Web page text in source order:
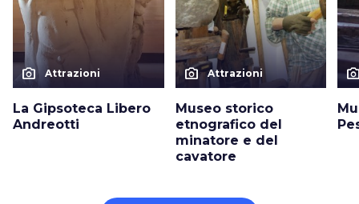
photo_camera Attrazioni
La Gipsoteca Libero
Andreotti
photo_camera Attrazioni
Museo storico
etnografico del
minatore e del
cavatore